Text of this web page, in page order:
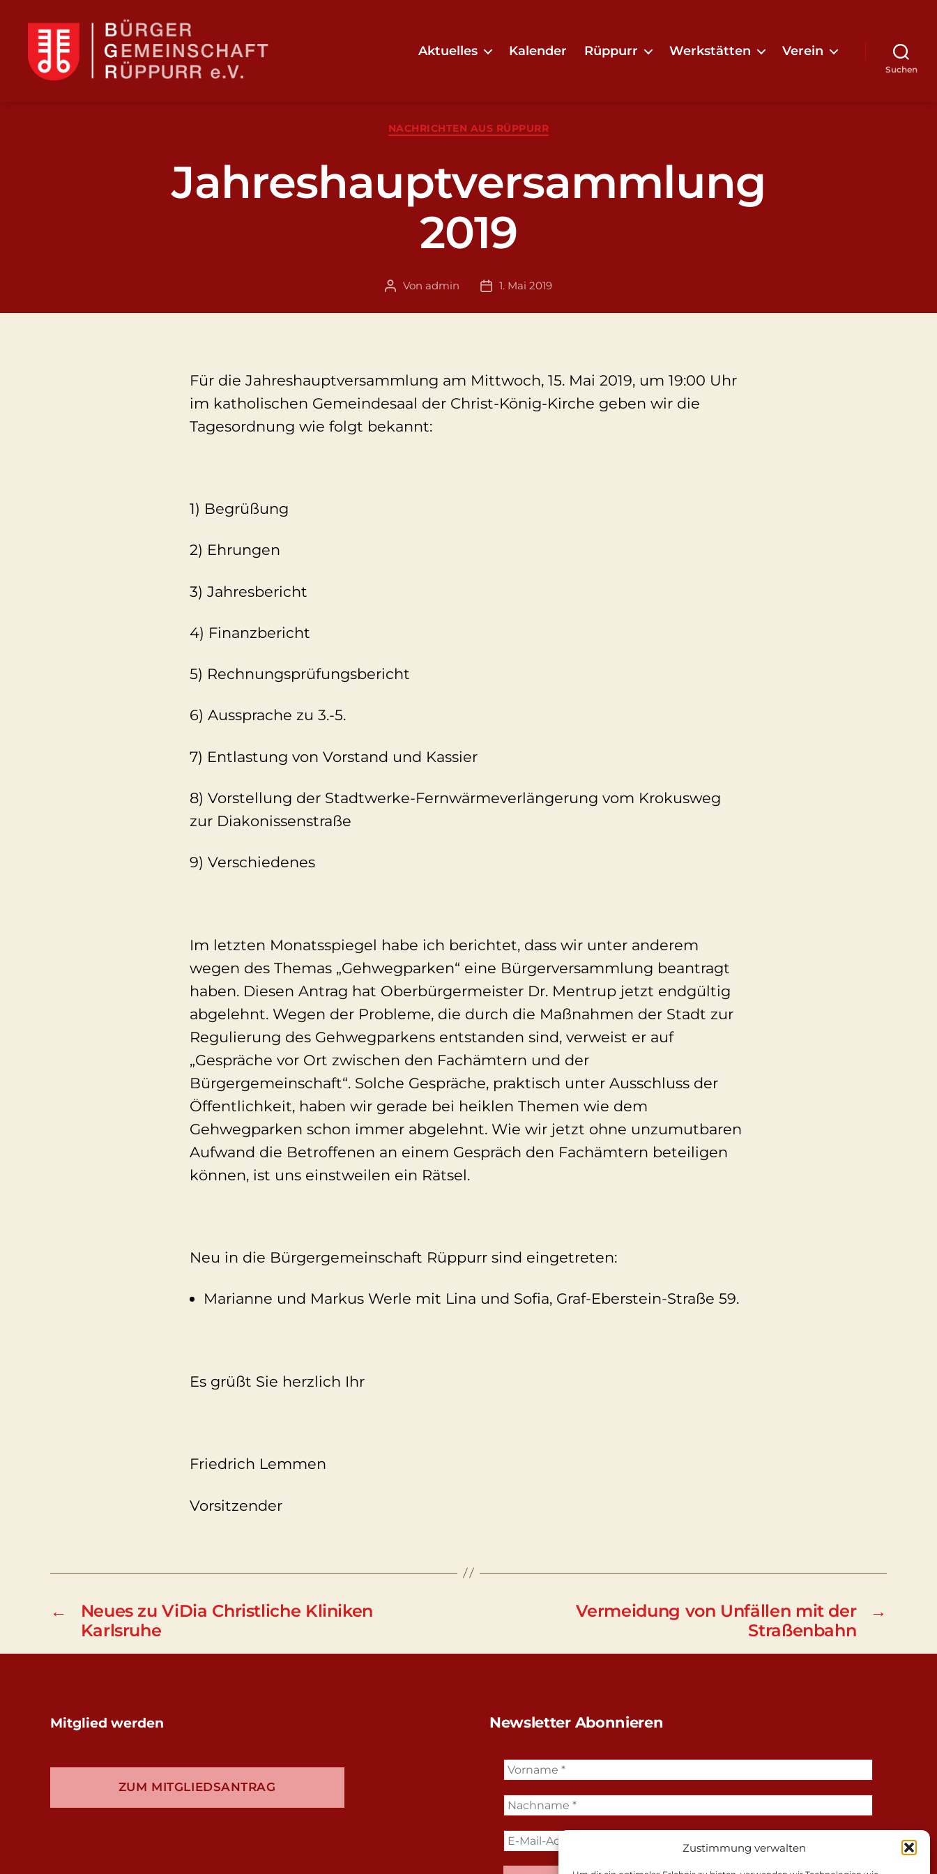
Zustimmung verwalten
Aktuelles Kalender Rüppurr Werkstätten Verein
Suchen
Kategorien
NACHRICHTEN AUS RÜPPURR
Jahreshauptversammlung
2019
Beitragsautor
Von admin Veröffentlichungsdatum
1. Mai 2019
Für die Jahreshauptversammlung am Mittwoch, 15. Mai 2019, um 19:00 Uhr
im katholischen Gemeindesaal der Christ-König-Kirche geben wir die
Tagesordnung wie folgt bekannt:
1) Begrüßung
2) Ehrungen
3) Jahresbericht
4) Finanzbericht
5) Rechnungsprüfungsbericht
6) Aussprache zu 3.-5.
7) Entlastung von Vorstand und Kassier
8) Vorstellung der Stadtwerke-Fernwärmeverlängerung vom Krokusweg
zur Diakonissenstraße
9) Verschiedenes
Im letzten Monatsspiegel habe ich berichtet, dass wir unter anderem
wegen des Themas „Gehwegparken“ eine Bürgerversammlung beantragt
haben. Diesen Antrag hat Oberbürgermeister Dr. Mentrup jetzt endgültig
abgelehnt. Wegen der Probleme, die durch die Maßnahmen der Stadt zur
Regulierung des Gehwegparkens entstanden sind, verweist er auf
„Gespräche vor Ort zwischen den Fachämtern und der
Bürgergemeinschaft“. Solche Gespräche, praktisch unter Ausschluss der
Öffentlichkeit, haben wir gerade bei heiklen Themen wie dem
Gehwegparken schon immer abgelehnt. Wie wir jetzt ohne unzumutbaren
Aufwand die Betroffenen an einem Gespräch den Fachämtern beteiligen
können, ist uns einstweilen ein Rätsel.
Neu in die Bürgergemeinschaft Rüppurr sind eingetreten:
Marianne und Markus Werle mit Lina und Sofia, Graf-Eberstein-Straße 59.
Es grüßt Sie herzlich Ihr
Friedrich Lemmen
Vorsitzender
←
Neues zu ViDia Christliche Kliniken
Karlsruhe
→
Vermeidung von Unfällen mit der
Straßenbahn
Mitglied werden
ZUM MITGLIEDSANTRAG
Newsletter Abonnieren